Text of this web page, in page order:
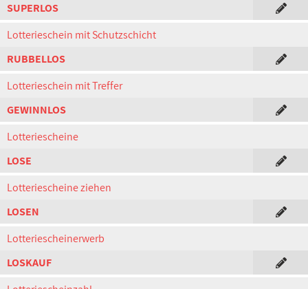
SUPERLOS
Lotterieschein mit Schutzschicht
RUBBELLOS
Lotterieschein mit Treffer
GEWINNLOS
Lotteriescheine
LOSE
Lotteriescheine ziehen
LOSEN
Lotteriescheinerwerb
LOSKAUF